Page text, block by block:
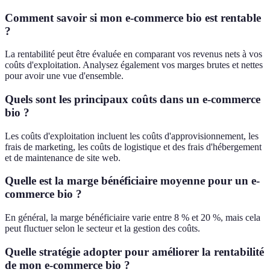
Comment savoir si mon e-commerce bio est rentable
?
La rentabilité peut être évaluée en comparant vos revenus nets à vos
coûts d'exploitation. Analysez également vos marges brutes et nettes
pour avoir une vue d'ensemble.
Quels sont les principaux coûts dans un e-commerce
bio ?
Les coûts d'exploitation incluent les coûts d'approvisionnement, les
frais de marketing, les coûts de logistique et des frais d'hébergement
et de maintenance de site web.
Quelle est la marge bénéficiaire moyenne pour un e-
commerce bio ?
En général, la marge bénéficiaire varie entre 8 % et 20 %, mais cela
peut fluctuer selon le secteur et la gestion des coûts.
Quelle stratégie adopter pour améliorer la rentabilité
de mon e-commerce bio ?